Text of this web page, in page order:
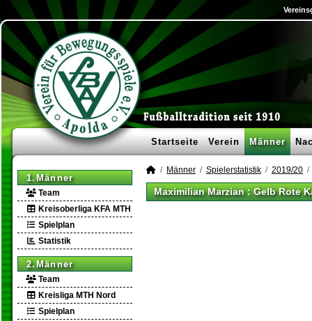
Startseite Verein Männer
1.Männer
Team
Kreisoberliga KFA MTH
Spielplan
Statistik
2.Männer
Team
Kreisliga MTH Nord
Spielplan
Männer Spielerstatistik 2019/20
Maximilian Marzian : Gelb Rote